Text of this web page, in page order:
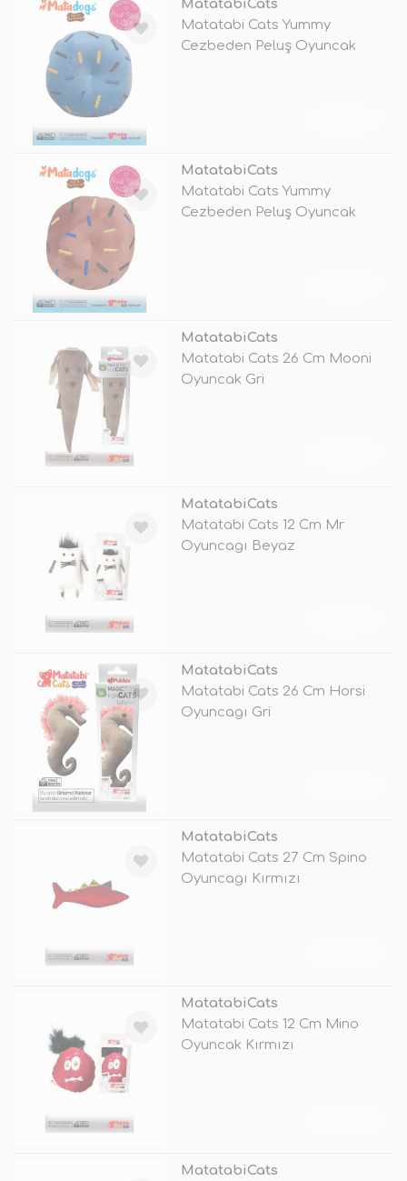
MatatabiCats
Matatabi Cats Yummy
Cezbeden Peluş Oyuncak
MatatabiCats
Matatabi Cats Yummy
Cezbeden Peluş Oyuncak
MatatabiCats
Matatabi Cats 26 Cm Mooni
Oyuncak Gri
MatatabiCats
Matatabi Cats 12 Cm Mr
Oyuncagı Beyaz
MatatabiCats
Matatabi Cats 26 Cm Horsi
Oyuncagı Gri
MatatabiCats
Matatabi Cats 27 Cm Spino
Oyuncagı Kırmızı
MatatabiCats
Matatabi Cats 12 Cm Mino
Oyuncak Kırmızı
MatatabiCats